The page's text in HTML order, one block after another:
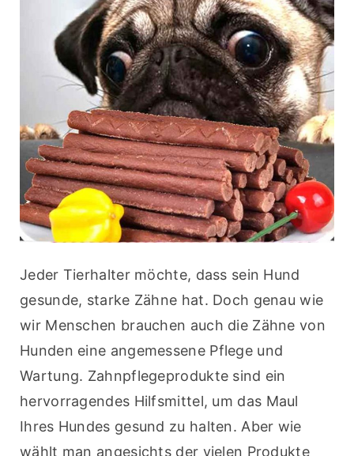
Jeder Tierhalter möchte, dass sein Hund
gesunde, starke Zähne hat. Doch genau wie
wir Menschen brauchen auch die Zähne von
Hunden eine angemessene Pflege und
Wartung. Zahnpflegeprodukte sind ein
hervorragendes Hilfsmittel, um das Maul
Ihres Hundes gesund zu halten. Aber wie
wählt man angesichts der vielen Produkte